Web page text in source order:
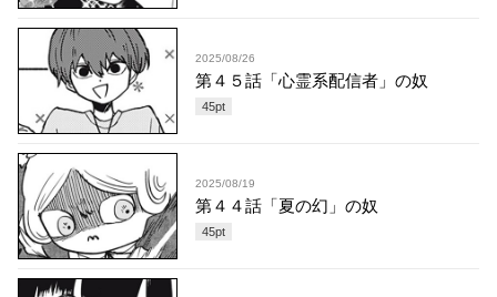
2025/08/26
第４５話「心霊系配信者」の奴
45pt
2025/08/19
第４４話「夏の幻」の奴
45pt